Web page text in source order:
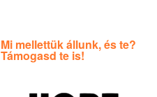
Mi mellettük állunk, és te?
Támogasd te is!